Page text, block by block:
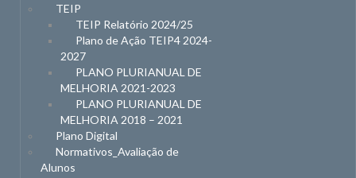
TEIP
TEIP Relatório 2024/25
Plano de Ação TEIP4 2024-
2027
PLANO PLURIANUAL DE
MELHORIA 2021-2023
PLANO PLURIANUAL DE
MELHORIA 2018 – 2021
Plano Digital
Normativos_Avaliação de
Alunos